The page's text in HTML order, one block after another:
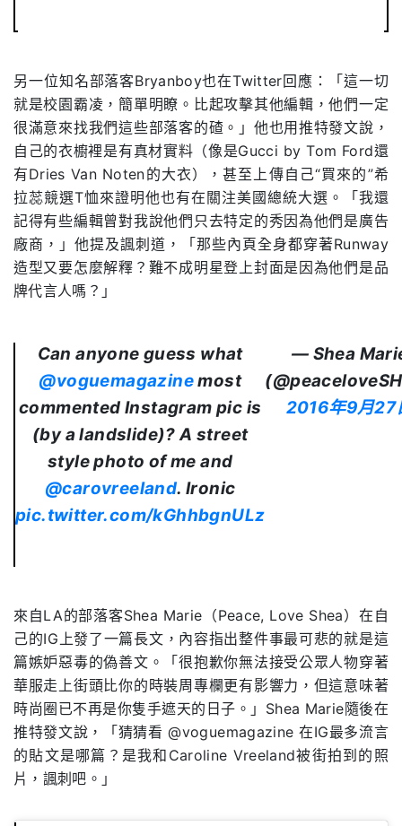
另一位知名部落客Bryanboy也在Twitter回應：「這一切
就是校園霸凌，簡單明瞭。比起攻擊其他編輯，他們一定
很滿意來找我們這些部落客的碴。」他也用推特發文說，
自己的衣櫥裡是有真材實料（像是Gucci by Tom Ford還
有Dries Van Noten的大衣），甚至上傳自己“買來的”希
拉蕊競選T恤來證明他也有在關注美國總統大選。「我還
記得有些編輯曾對我說他們只去特定的秀因為他們是廣告
廠商，」他提及諷刺道，「那些內頁全身都穿著Runway
造型又要怎麼解釋？難不成明星登上封面是因為他們是品
牌代言人嗎？」
Can anyone guess what
@voguemagazinemost
commented Instagram pic is
(by a landslide)? A street
style photo of me and
@carovreeland. Ironic
pic.twitter.com/kGhhbgnULz
— Shea
2016年9月27
來自LA的部落客Shea Marie（Peace, Love Shea）在自
己的IG上發了一篇長文，內容指出整件事最可悲的就是這
篇嫉妒惡毒的偽善文。「很抱歉你無法接受公眾人物穿著
華服走上街頭比你的時裝周專欄更有影響力，但這意味著
時尚圈已不再是你隻手遮天的日子。」Shea Marie隨後在
推特發文說，「猜猜看 @voguemagazine 在IG最多流言
的貼文是哪篇？是我和Caroline Vreeland被街拍到的照
片，諷刺吧。」